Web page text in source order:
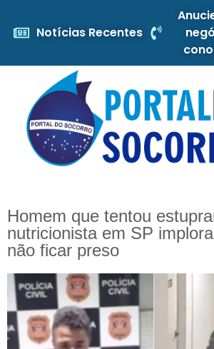
Notícias Recentes
Homem que tentou
nutricionista em SP
não ficar preso